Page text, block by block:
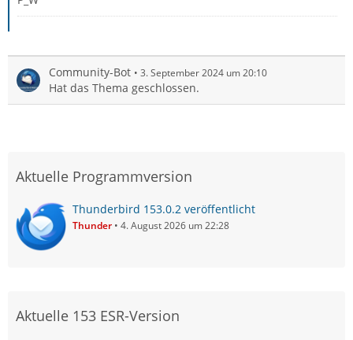
Community-Bot 3. September 2024 um 20:10
Hat das Thema geschlossen.
Aktuelle Programmversion
Thunderbird 153.0.2 veröffentlicht
Thunder 4. August 2026 um 22:28
Aktuelle 153 ESR-Version